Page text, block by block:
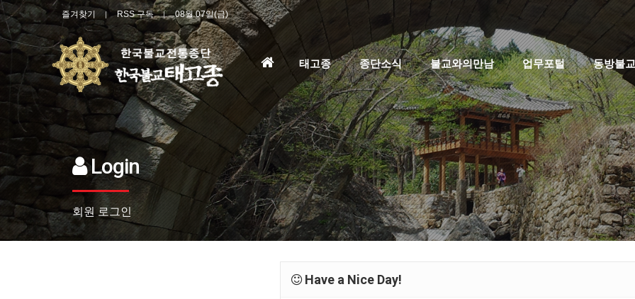
즐겨찾기 RSS 구독 08월 07일(금)
홈
태고종 종단소식 불교와의만남 업무포털 동방불
Login
회원 로그인
Have a Nice Day!